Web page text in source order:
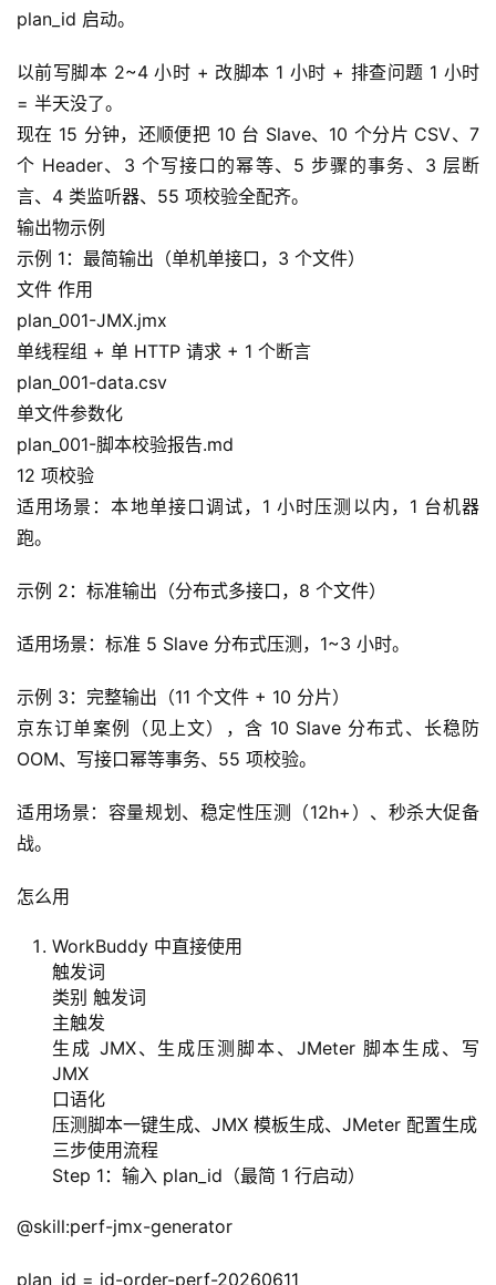
实
plan_id 启动。
以前写脚本 2~4 小时 + 改脚本 1 小时 + 排查问题 1 小时
= 半天没了。
现在 15 分钟，还顺便把 10 台 Slave、10 个分片 CSV、7
个 Header、3 个写接口的幂等、5 步骤的事务、3 层断
言、4 类监听器、55 项校验全配齐。
输出物示例
示例 1：最简输出（单机单接口，3 个文件）
文件 作用
plan_001-JMX.jmx
单线程组 + 单 HTTP 请求 + 1 个断言
plan_001-data.csv
单文件参数化
plan_001-脚本校验报告.md
12 项校验
适用场景：本地单接口调试，1 小时压测以内，1 台机器
跑。
示例 2：标准输出（分布式多接口，8 个文件）
适用场景：标准 5 Slave 分布式压测，1~3 小时。
示例 3：完整输出（11 个文件 + 10 分片）
京东订单案例（见上文），含 10 Slave 分布式、长稳防
OOM、写接口幂等事务、55 项校验。
适用场景：容量规划、稳定性压测（12h+）、秒杀大促备
战。
怎么用
WorkBuddy 中直接使用
触发词
类别 触发词
主触发
生成 JMX、生成压测脚本、JMeter 脚本生成、写
JMX
口语化
压测脚本一键生成、JMX 模板生成、JMeter 配置生成
三步使用流程
Step 1：输入 plan_id（最简 1 行启动）
@skill:perf-jmx-generator
plan_id = jd-order-perf-20260611